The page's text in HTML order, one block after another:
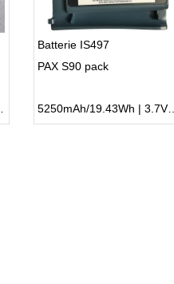
Batterie IS497
PAX S90 pack
5250mAh/19.43Wh | 3.7V | Li-ion ...